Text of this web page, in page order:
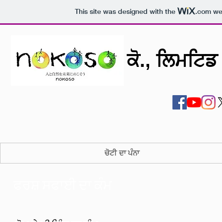
This site was designed with the .com
ਕੋ.,
ਚੋਟੀ ਦਾ ਪੰਨਾ